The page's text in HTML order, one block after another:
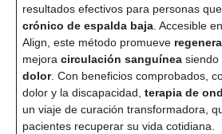
resultados efectivos para personas
crónico de espalda baja. Accesible
Align, este método promueve
mejora circulación sanguínea siendo
dolor. Con beneficios comprobados,
dolor y la discapacidad, terapia de
un viaje de curación transformadora,
pacientes recuperar su vida cotidiana.